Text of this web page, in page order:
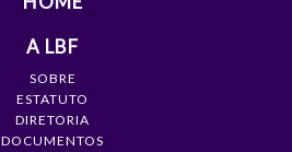
A LBF
SOBRE
ESTATUTO
DIRETORIA
DOCUMENTOS